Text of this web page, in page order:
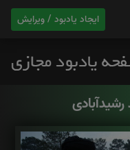
ایجاد یادبود / ویرایش